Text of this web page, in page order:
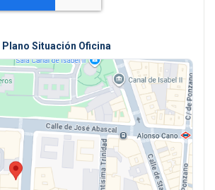
Plano Situación Oficina